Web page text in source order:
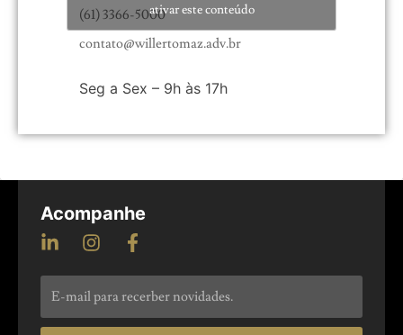
(61) 3366-5000
contato@willertomaz.adv.br
Seg a Sex – 9h às 17h
ativar este conteúdo
Acompanhe